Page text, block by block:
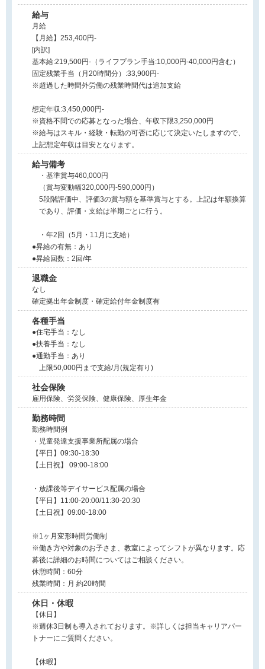
給与
月給
【月給】253,400円-
[内訳]
基本給:219,500円-（ライフプラン手当:10,000円-40,000円含む）
固定残業手当（月20時間分）:33,900円-
※超過した時間外労働の残業時間代は追加支給
想定年収:3,450,000円-
※資格不問での応募となった場合、年収下限3,250,000円
※給与はスキル・経験・転勤の可否に応じて決定いたしますので、
上記想定年収は目安となります。
給与備考
・基準賞与460,000円
（賞与変動幅320,000円-590,000円）
5段階評価中、評価3の賞与額を基準賞与とする。上記は年額換算
であり、評価・支給は半期ごとに行う。
・年2回（5月・11月に支給）
●昇給の有無：あり
●昇給回数：2回/年
退職金
なし
確定拠出年金制度・確定給付年金制度有
各種手当
●住宅手当：なし
●扶養手当：なし
●通勤手当：あり
上限50,000円まで支給/月(規定有り)
社会保険
雇用保険、労災保険、健康保険、厚生年金
勤務時間
勤務時間例
・児童発達支援事業所配属の場合
【平日】09:30-18:30
【土日祝】 09:00-18:00
・放課後等デイサービス配属の場合
【平日】11:00-20:00/11:30-20:30
【土日祝】09:00-18:00
※1ヶ月変形時間労働制
※働き方や対象のお子さま、教室によってシフトが異なります。応
募後に詳細のお時間についてはご相談ください。
休憩時間：60分
残業時間：月 約20時間
休日・休暇
【休日】
※週休3日制も導入されております。※詳しくは担当キャリアパー
トナーにご質問ください。
【休暇】